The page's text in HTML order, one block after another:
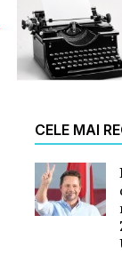
CELE MAI